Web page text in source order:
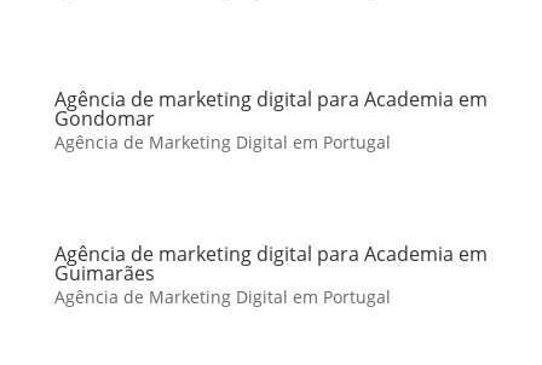
Agência de marketing digital para Academia em
Gondomar
Agência de Marketing Digital em Portugal
Agência de marketing digital para Academia em
Guimarães
Agência de Marketing Digital em Portugal